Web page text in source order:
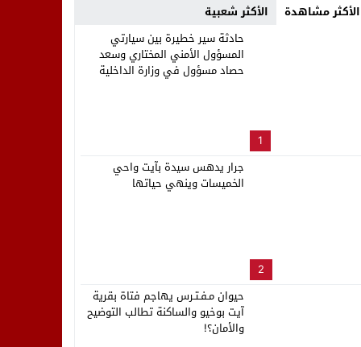
بنزاهة النهائي
الأكثر مشاهدة الأكثر شعبية
1
حادثة سير خطيرة بين سيارتي
المسؤول الأمني المختاري وسعد
حصاد مسؤول في وزارة الداخلية
2
جرار يدهس سيدة بآيت واحي
الخميسات وينهي حياتها
حيوان مـفـتـرس يهاجم فتاة بقرية
آيت بوخيو والساكنة تطالب التوضيح
والأمان؟!